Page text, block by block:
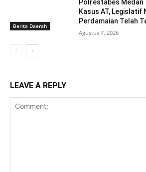
Berita Daerah
Polrestabes Medan
Kasus AT, Legislatif
Perdamaian Telah
Agustus 7, 2026
LEAVE A REPLY